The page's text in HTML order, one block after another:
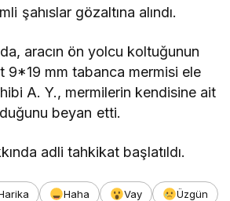
şahıslar gözaltına alındı.
aracın ön yolcu koltuğunun
9*19 mm tabanca mermisi ele
A. Y., mermilerin kendisine ait
beyan etti.
adli tahkikat başlatıldı.
Haha Vay
Üzgün